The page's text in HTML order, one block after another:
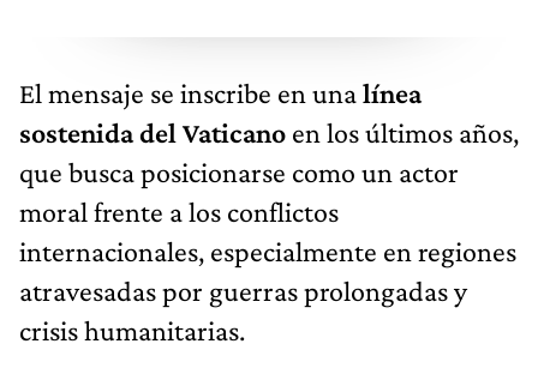
El mensaje se inscribe en unalínea
sostenida del Vaticano en los últimos años,
que busca posicionarse como un actor
moral frente a los conflictos
internacionales, especialmente en regiones
atravesadas por guerras prolongadas y
crisis humanitarias.